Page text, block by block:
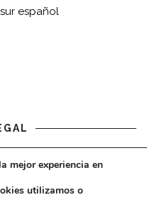
español
mejor experiencia en
utilizamos o